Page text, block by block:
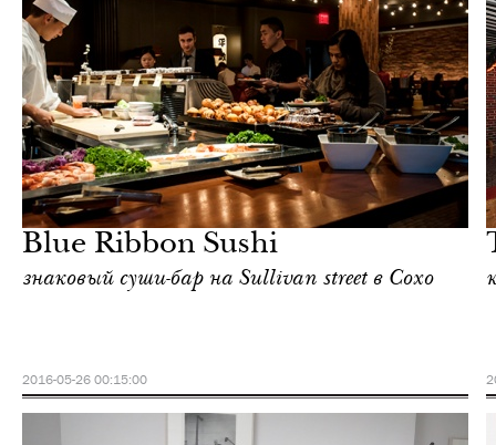
Blue Ribbon Sushi
знаковый суши-бар на Sullivan street в Сохо
2016-05-26 00:15:00
Йорк